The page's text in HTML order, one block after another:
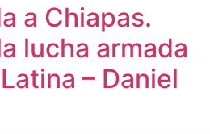
a Chiapas.
lucha armada
– Daniel